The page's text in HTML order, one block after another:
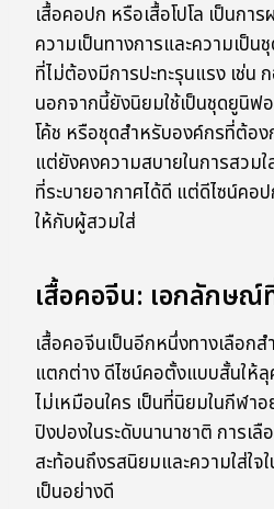
เสื้อคอปก หรือเสื้อโปโล เป็นก
ความเป็นทางการและความเป็น
ที่ไม่ต้องมีการปะทะรุนแรง เช่น
นอกจากนี้ยังนิยมใช้เป็นชุดยูนิ
โค้ช หรือชุดสำหรับองค์กรที่ต้อ
แต่ยังคงความสบายในการสวม
ที่ระบายอากาศได้ดี แต่ดีไซน์คอ
ให้กับผู้สวมใส่
เสื้อคอจีน: เอกลักษณ์
เสื้อคอจีนเป็นอีกหนึ่งทางเลือก
แตกต่าง ดีไซน์คอตั้งแบบสั้นให้
ไม่เหมือนใคร เป็นที่นิยมในกีฬา
ปิงปองในระดับนานาชาติ การเ
สะท้อนถึงรสนิยมและความใส่ใจ
เป็นอย่างดี